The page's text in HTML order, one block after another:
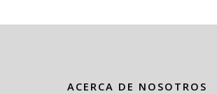
ACERCA DE NOSOTROS